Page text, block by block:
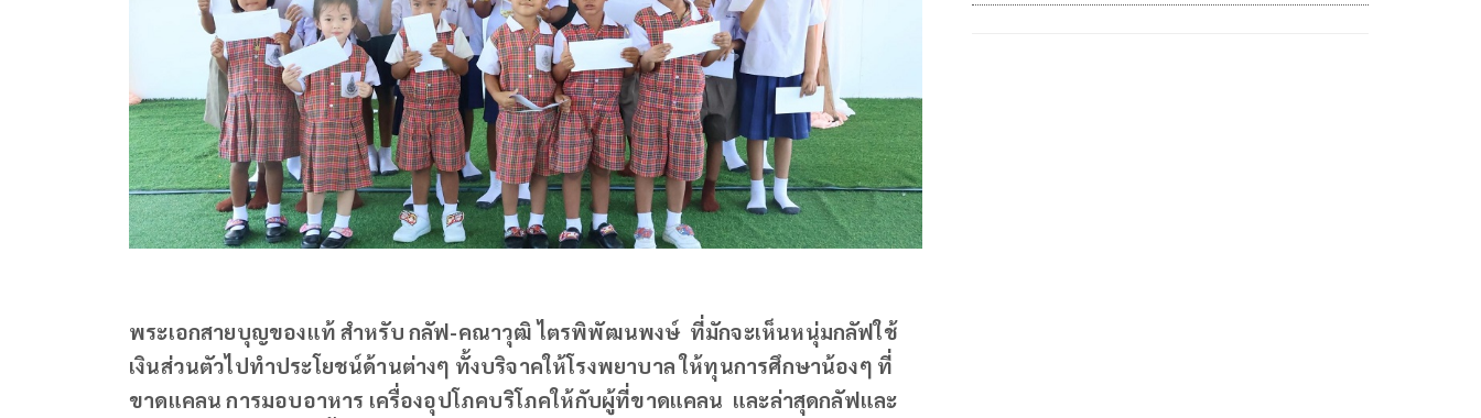
พระเอกสายบุญของแท้ สำหรับ กลัฟ-คณาวุฒิ ไตรพิพัฒนพงษ์ ที่มักจะเห็นหนุ่มกลัฟใช้
เงินส่วนตัวไปทำประโยชน์ด้านต่างๆ ทั้งบริจาคให้โรงพยาบาล ให้ทุนการศึกษาน้องๆ ที่
ขาดแคลน การมอบอาหาร เครื่องอุปโภคบริโภคให้กับผู้ที่ขาดแคลน และล่าสุดกลัฟและ